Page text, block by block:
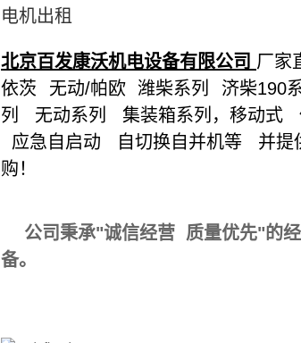
电机出租
北京百发康沃机电设备有限公司 厂家
依茨 无动/帕欧 潍柴系列 济柴190
列 无动系列 集装箱系列，移动式
应急自启动 自切换自并机等 并
购！
公司秉承"诚信经营 质量优先"的
备。